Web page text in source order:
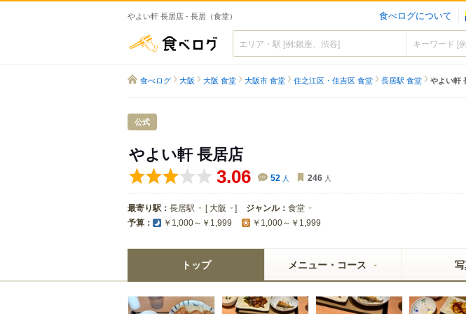
やよい軒 長居店 - 長居（食堂） 食べログについて
食べログ
食べログ 大阪 大阪 食堂 大阪市 食堂 住之江区・住吉区 食堂 長居駅 食堂 やよい軒
公式
やよい軒 長居店
3.06 52 人 246 人
最寄り駅： 長居駅 [ 大阪 ] ジャンル： 食堂
予算： ￥1,000～￥1,999 ￥1,000～￥1,999
トップ メニュー・コース